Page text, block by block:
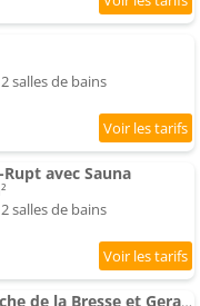
salles de bains
avec Sauna
salles de bains
Maison vosgienne proche de la Bresse et Gerardmer